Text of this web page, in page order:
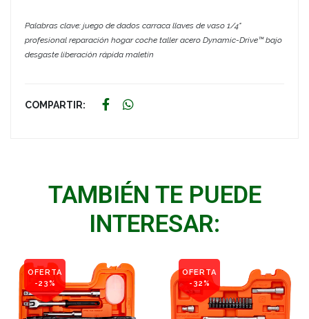
Palabras clave: juego de dados carraca llaves de vaso 1/4"
profesional reparación hogar coche taller acero Dynamic-Drive™ bajo
desgaste liberación rápida maletín
COMPARTIR:
TAMBIÉN TE PUEDE
INTERESAR:
OFERTA
-23%
OFERTA
-32%